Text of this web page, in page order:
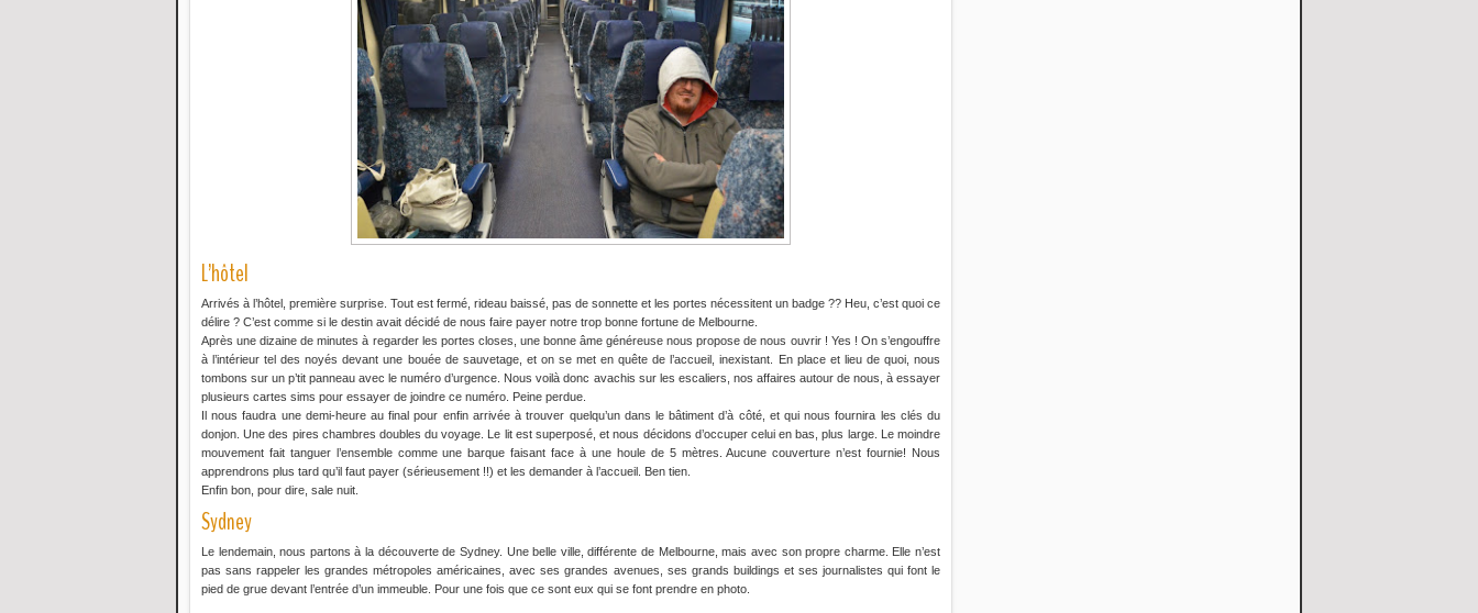
L’hôtel
Arrivés à l’hôtel, première surprise. Tout est fermé, rideau baissé, pas de sonnette et les portes nécessitent un badge ?? Heu, c’est quoi ce
délire ? C’est comme si le destin avait décidé de nous faire payer notre trop bonne fortune de Melbourne.
Après une dizaine de minutes à regarder les portes closes, une bonne âme généreuse nous propose de nous ouvrir ! Yes ! On s’engouffre
à l’intérieur tel des noyés devant une bouée de sauvetage, et on se met en quête de l’accueil, inexistant. En place et lieu de quoi, nous
tombons sur un p’tit panneau avec le numéro d’urgence. Nous voilà donc avachis sur les escaliers, nos affaires autour de nous, à essayer
plusieurs cartes sims pour essayer de joindre ce numéro. Peine perdue.
Il nous faudra une demi-heure au final pour enfin arrivée à trouver quelqu’un dans le bâtiment d’à côté, et qui nous fournira les clés du
donjon. Une des pires chambres doubles du voyage. Le lit est superposé, et nous décidons d’occuper celui en bas, plus large. Le moindre
mouvement fait tanguer l’ensemble comme une barque faisant face à une houle de 5 mètres. Aucune couverture n’est fournie! Nous
apprendrons plus tard qu’il faut payer (sérieusement !!) et les demander à l’accueil. Ben tien.
Enfin bon, pour dire, sale nuit.
Sydney
Le lendemain, nous partons à la découverte de Sydney. Une belle ville, différente de Melbourne, mais avec son propre charme. Elle n’est
pas sans rappeler les grandes métropoles américaines, avec ses grandes avenues, ses grands buildings et ses journalistes qui font le
pied de grue devant l’entrée d’un immeuble. Pour une fois que ce sont eux qui se font prendre en photo.